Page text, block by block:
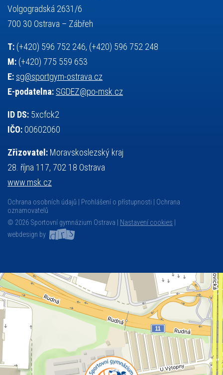
výuka všesportovní výcvikový kurz
základy společenských věd
Volgogradská 2631/6
700 30 Ostrava – Zábřeh
T: (+420) 596 752 246, (+420) 596 752 248
M: (+420) 775 559 653
E: sg@sportgym-ostrava.cz
E-podatelna: SGDEZ@po-msk.cz
ID DS: 5xcfck2
IČO: 00602060
Zřizovatel: Moravskoslezský kraj
28. října 117, 702 18 Ostrava
www.msk.cz
Ochrana osobních údajů Prohlášení o přístupnosti
Ochrana
oznamovatelů
© 2026 Sportovní gymnázium Ostrava |
Nastavení cookies
webdesign by